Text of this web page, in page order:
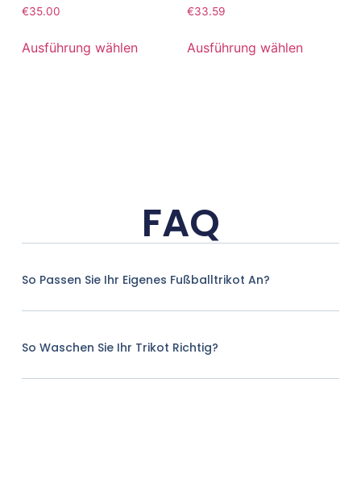
€35.00
Ausführung wählen
€33.59
Ausführung wählen
FAQ
So Passen Sie Ihr Eigenes Fußballtrikot An?
So Waschen Sie Ihr Trikot Richtig?